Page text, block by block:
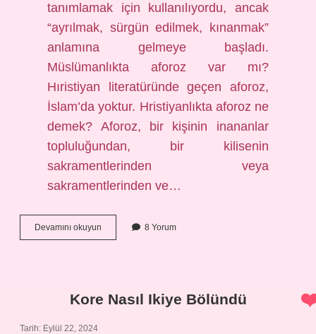
tanımlamak için kullanılıyordu, ancak
“ayrılmak, sürgün edilmek, kınanmak”
anlamına gelmeye başladı.
Müslümanlıkta aforoz var mı?
Hıristiyan literatüründe geçen aforoz,
İslam’da yoktur. Hristiyanlıkta aforoz ne
demek? Aforoz, bir kişinin inananlar
topluluğundan, bir kilisenin
sakramentlerinden veya
sakramentlerinden ve…
Devamını okuyun
Ve
8 Yorum
Kore Nasıl Ikiye Bölündü
Tarih: Eylül 22, 2024